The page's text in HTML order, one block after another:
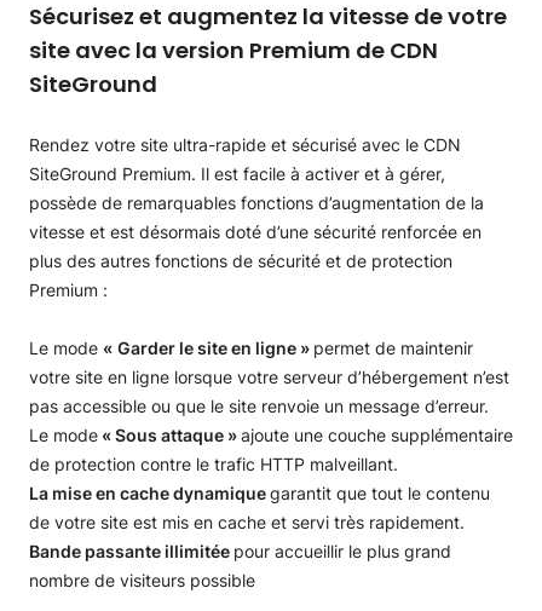
Sécurisez et augmentez la vitesse de votre
site avec la version Premium de CDN
SiteGround
Rendez votre site ultra-rapide et sécurisé avec le CDN
SiteGround Premium. Il est facile à activer et à gérer,
possède de remarquables fonctions d’augmentation de la
vitesse et est désormais doté d’une sécurité renforcée en
plus des autres fonctions de sécurité et de protection
Premium :
Le mode « Garder le site en ligne » permet de maintenir
votre site en ligne lorsque votre serveur d’hébergement n’est
pas accessible ou que le site renvoie un message d’erreur.
Le mode « Sous attaque »ajoute une couche supplémentaire
de protection contre le trafic HTTP malveillant.
La mise en cache dynamiquegarantit que tout le contenu
de votre site est mis en cache et servi très rapidement.
Bande passante illimitée pour accueillir le plus grand
nombre de visiteurs possible